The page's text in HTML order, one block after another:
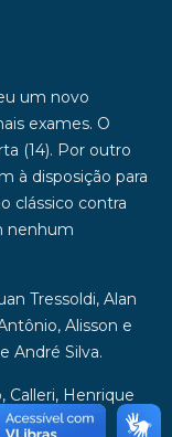
um novo
exames. O
(14). Por outro
à disposição para
clássico contra
nenhum
Tressoldi, Alan
Alisson e
André Silva.
Calleri, Henrique